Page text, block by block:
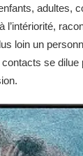
adultes,
l’intériorité,
loin un
contacts se dilue